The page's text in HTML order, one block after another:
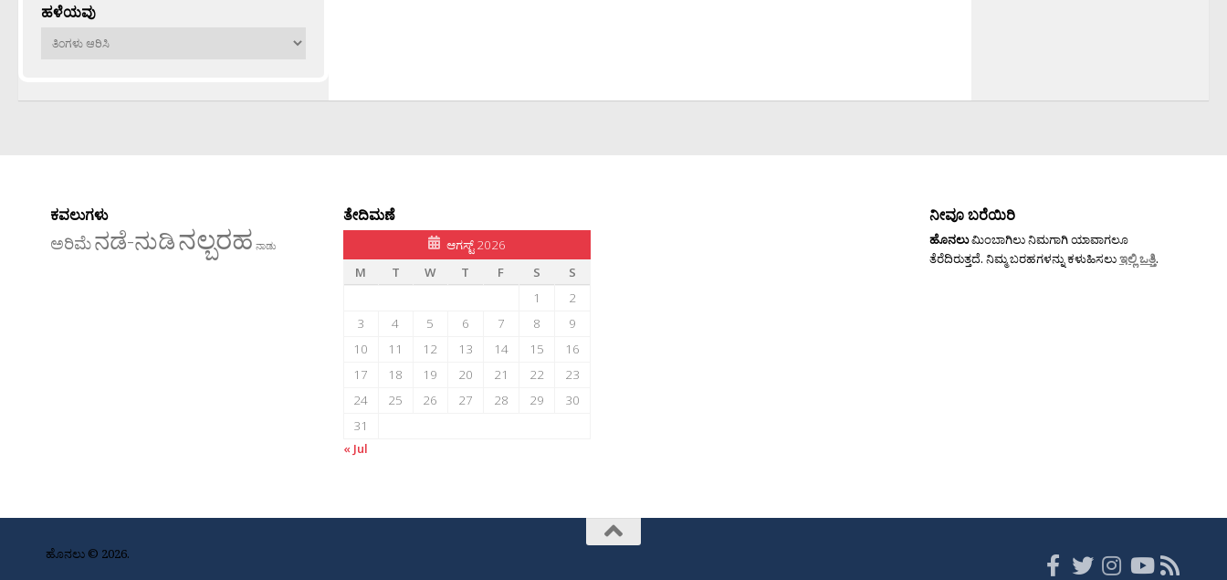
ಹಳೆಯವು
ಹಳೆಯವು
ಕವಲುಗಳು
ಅರಿಮೆನಡೆ-ನುಡಿನಲ್ಬರಹ ನಾಡು
ತೇದಿಮಣೆ
ಆಗಸ್ಟ್ 2026
M
T W T F S
S
1
2
3
4 5 6 7 8
9
10
11 12 13 14 15
16
17
18 19 20 21 22
23
24
25 26 27 28 29
30
31
« Jul
ನೀವೂ ಬರೆಯಿರಿ
ಹೊನಲುಮಿಂಬಾಗಿಲು ನಿಮಗಾಗಿ ಯಾವಾಗಲೂ
ತೆರೆದಿರುತ್ತದೆ. ನಿಮ್ಮ ಬರಹಗಳನ್ನು ಕಳುಹಿಸಲುಇಲ್ಲಿ ಒತ್ತಿ.
ಹೊನಲು © 2026.